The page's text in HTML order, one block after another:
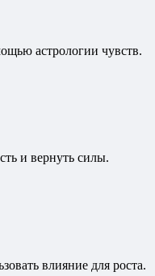
астрологии чувств.
и вернуть силы.
влияние для роста.